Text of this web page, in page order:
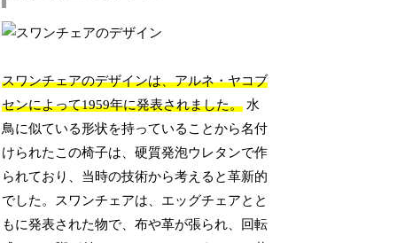
スワンチェアのデザインは、アルネ・ヤコブ
センによって1959年に発表されました。 水
鳥に似ている形状を持っていることから名付
けられたこの椅子は、硬質発泡ウレタンで作
られており、当時の技術から考えると革新的
でした。スワンチェアは、エッグチェアとと
もに発表された物で、布や革が張られ、回転